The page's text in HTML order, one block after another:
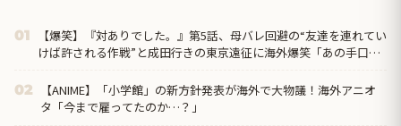
01
【爆笑】『対ありでした。』第5話、母バレ回避の“友達を連れてい
けば許される作戦”と成田行きの東京遠征に海外爆笑「あの手口、
02
【ANIME】「小学館」の新方針発表が海外で大物議！海外アニオ
タ「今まで雇ってたのか…？」